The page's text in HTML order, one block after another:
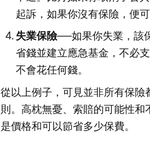
起訴，如果你沒有保險，便可
失業保險──如果你失業，該
省錢並建立應急基金，不必
不會花任何錢。
從以上例子，可見並非所有保
則。高枕無憂、索賠的可能性
是價格和可以節省多少保費。